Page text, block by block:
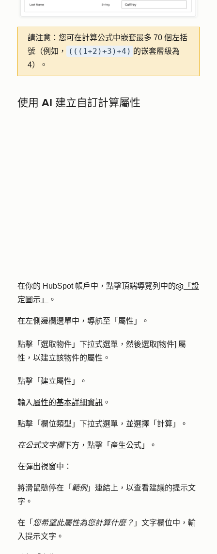
請注意： 您可在計算公式中嵌套最多 70 個左括
號（例如，
(((1+2)+3)+4) 的嵌套層級為
4）。
使用 AI 建立自訂計算屬性
在你的 HubSpot 帳戶中，點擊頂端導覽列中的
「設
定圖示」
。
在左側邊欄選單中，導航至「 屬性 」。
點擊「 選取物件 」 下拉式選單，然後選取[物件] 屬
性，以建立該物件的屬性。
點擊「 建立屬性 」。
輸入 屬性的基本詳細資訊 。
點擊「 欄位類型 」下拉式選單，並選擇「 計算 」。
在公式文字欄下方，點擊「 產生公式 」。
在彈出視窗中：
將滑鼠懸停在「 範例」連結上，以查看建議的提示文
字。
在「 您希望此屬性為您計算什麼？ 」文字欄位中，輸
入提示文字。